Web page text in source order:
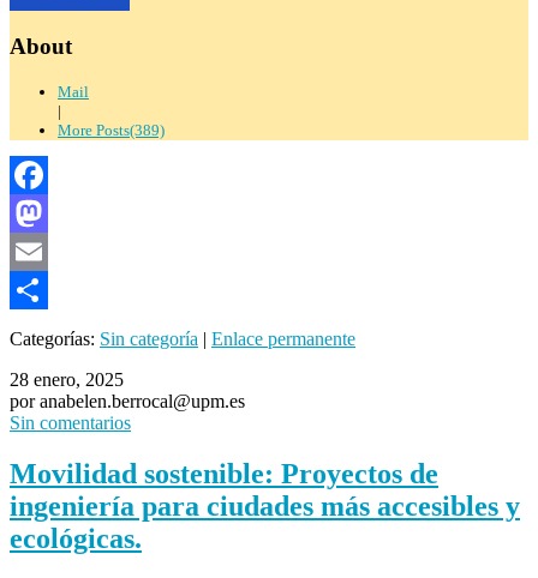
About
Mail
|
More Posts(389)
Facebook
Mastodon
Email
Compartir
Categorías: Sin categoría | Enlace permanente
28 enero, 2025
por anabelen.berrocal@upm.es
Sin comentarios
Movilidad sostenible: Proyectos de
ingeniería para ciudades más accesibles y
ecológicas.